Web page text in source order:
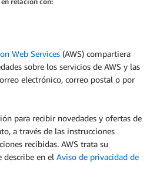
Web Services (AWS) compartiera
sobre los servicios de AWS y las
electrónico, correo postal o por
para recibir novedades y ofertas de
a través de las instrucciones
recibidas. AWS trata su
en el Aviso de privacidad de